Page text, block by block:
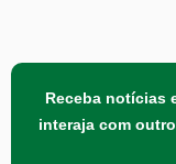
Receba notícias
interaja com